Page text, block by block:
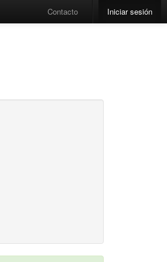
Contacto Iniciar sesión